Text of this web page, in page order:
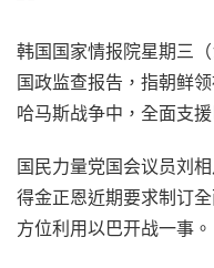
韩国国家情报院星期三
国政监查报告，指朝鲜
哈马斯战争中，全面支
国民力量党国会议员刘
得金正恩近期要求制订
方位利用以巴开战一事。